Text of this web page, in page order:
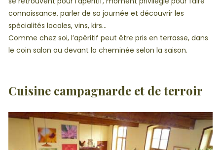
connaissance, parler de sa journée et découvrir les
spécialités locales, vins, kirs…
Comme chez soi, l’apéritif peut être pris en terrasse, dans
le coin salon ou devant la cheminée selon la saison.
Cuisine campagnarde et de terroir